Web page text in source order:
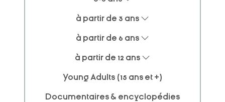
à partir de 3 ans
à partir de 6 ans
à partir de 12 ans
Young Adults (15 ans et +)
Documentaires & encyclopédies